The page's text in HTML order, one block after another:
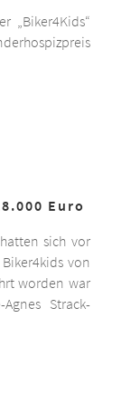
„Biker4Kids“
Euro
sich vor
von
worden war
Strack-